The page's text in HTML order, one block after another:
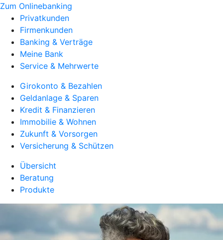
Zum Onlinebanking
Privatkunden
Firmenkunden
Banking & Verträge
Meine Bank
Service & Mehrwerte
Girokonto & Bezahlen
Geldanlage & Sparen
Kredit & Finanzieren
Immobilie & Wohnen
Zukunft & Vorsorgen
Versicherung & Schützen
Übersicht
Beratung
Produkte